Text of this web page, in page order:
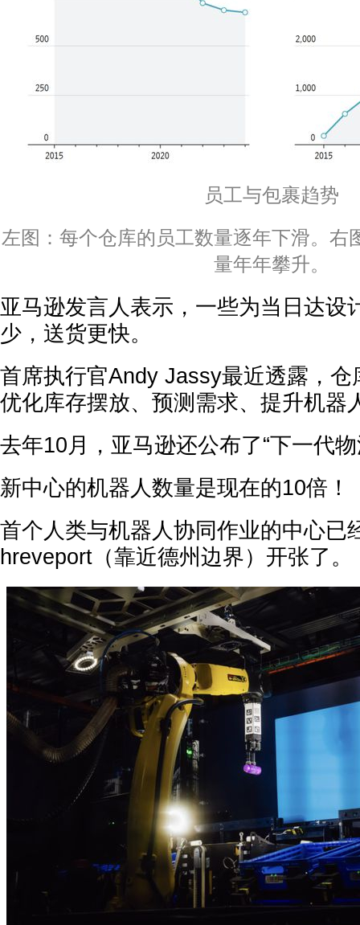
员工与包裹趋势
左图：每个仓库的员工数量逐年下滑。右
量年年攀升。
亚马逊发言人表示，一些为当日达设
少，送货更快。
首席执行官Andy Jassy最近透露，仓
优化库存摆放、预测需求、提升机器
去年10月，亚马逊还公布了“下一代
新中心的机器人数量是现在的10倍！
首个人类与机器人协同作业的中心已
hreveport（靠近德州边界）开张了。